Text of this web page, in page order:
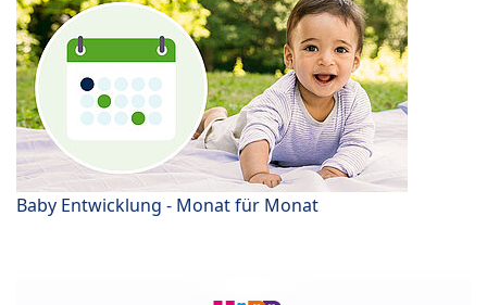
Baby Entwicklung - Monat für Monat